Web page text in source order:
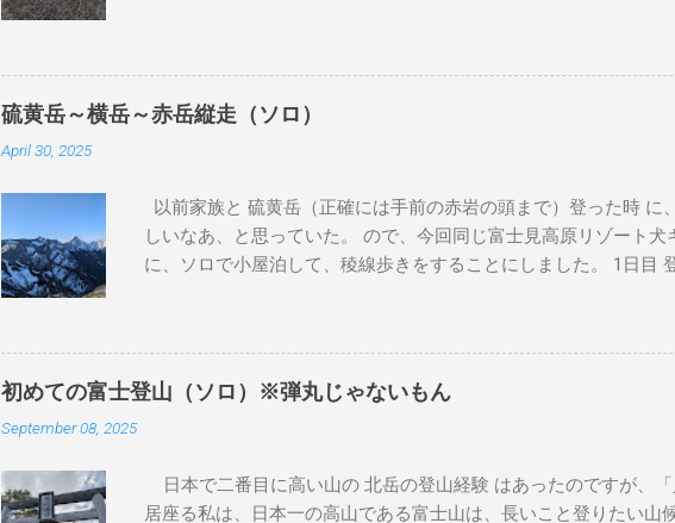
良性とも悪性ともわからない結果でした。 この獣医さんは、来
状を書いてもらいました。 2024年 7月 おできが大きくなってき
獣医さんにあたりました。そちらでも、良性とも悪性ともわから
なので、手術に伴う麻酔の体への負担を気にされていました。私
特に気にしていませんでした。 2024年 9月 私がH1N1にかかっ
いのですが、ベッドの上にのっかてきました。腕に腫瘍はあって
巾着田にお散歩に行ったり、キャンプに行ったりもしていまし
かかりつけの動物病院に予約を取り、私も半休をとって連れて
の腫瘍専門の先生がいるので見てもらったら」という提案をいた
の病院に電話しました。一つは、いくらかけても電話は通じませ
かいらっしゃらず、基本は伊豆を本拠にしているとのことでした
臓の数値が悪いので手術は無理かもしれない、と言う話をもらい
硫黄岳～横岳～赤岳縦走（ソロ）
April 30, 2025
以前家族と 硫黄岳（正確には手前の赤岩の頭まで）登った時 に
しいなあ、と思っていた。 ので、今回同じ富士見高原リゾート
に、ソロで小屋泊して、稜線歩きをすることにしました。 1日目
ん。平日の朝だったため、通学の高校生でいっぱいでした。し
何が違うのかと言うと、乗車してくる生徒全てが互いのことを知
しゃべりし始めます。高校生だけではなく、小学生も同じ会話の
教室に紛れ込んだみたい。 小海駅を降りたら、地元バスで「みど
降りることにしました。男性に感謝。 10:30 頃、降り立つと、脚
初めての富士登山（ソロ）※弾丸じゃないもん
September 08, 2025
日本で二番目に高い山の 北岳の登山経験 はあったのですが、
居座る私は、日本一の高山である富士山は、長いこと登りたい山